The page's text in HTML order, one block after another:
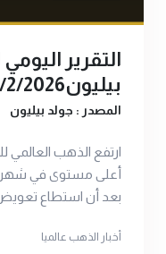
التقرير
بيليون28/2/2026
المصدر : جولد بيليون
ارتفع الذهب العالمي
أعلى مستوى في شهر،
بعد أن استطاع
أخبار الذهب عالميا